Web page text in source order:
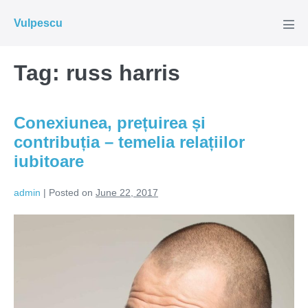
Vulpescu
Tag: russ harris
Conexiunea, prețuirea și
contribuția – temelia relațiilor
iubitoare
admin | Posted on June 22, 2017